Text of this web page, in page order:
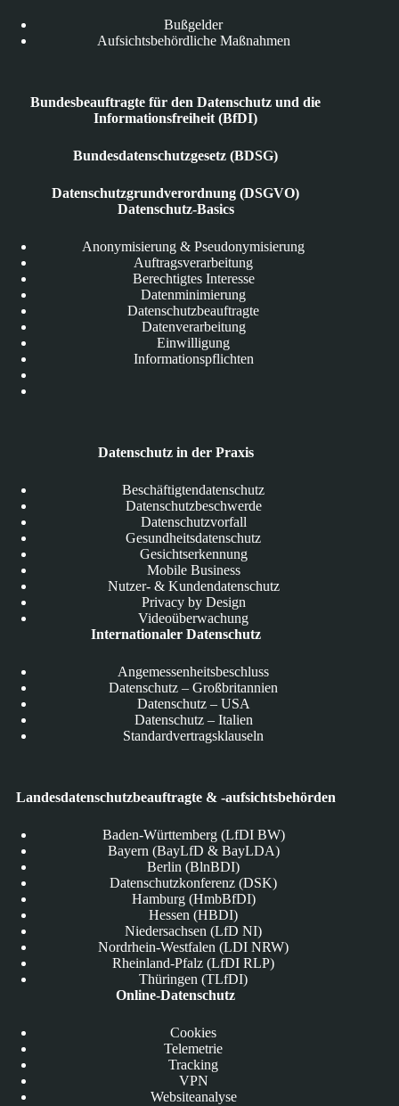
Bußgelder
Aufsichtsbehördliche Maßnahmen
Bundesbeauftragte für den Datenschutz und die
Informationsfreiheit (BfDI)
Bundesdatenschutzgesetz (BDSG)
Datenschutzgrundverordnung (DSGVO)
Datenschutz-Basics
Anonymisierung & Pseudonymisierung
Auftragsverarbeitung
Berechtigtes Interesse
Datenminimierung
Datenschutzbeauftragte
Datenverarbeitung
Einwilligung
Informationspflichten
Datenschutz in der Praxis
Beschäftigtendatenschutz
Datenschutzbeschwerde
Datenschutzvorfall
Gesundheitsdatenschutz
Gesichtserkennung
Mobile Business
Nutzer- & Kundendatenschutz
Privacy by Design
Videoüberwachung
Internationaler Datenschutz
Angemessenheitsbeschluss
Datenschutz – Großbritannien
Datenschutz – USA
Datenschutz – Italien
Standardvertragsklauseln
Landesdatenschutzbeauftragte & -aufsichtsbehörden
Baden-Württemberg (LfDI BW)
Bayern (BayLfD & BayLDA)
Berlin (BlnBDI)
Datenschutzkonferenz (DSK)
Hamburg (HmbBfDI)
Hessen (HBDI)
Niedersachsen (LfD NI)
Nordrhein-Westfalen (LDI NRW)
Rheinland-Pfalz (LfDI RLP)
Thüringen (TLfDI)
Online-Datenschutz
Cookies
Telemetrie
Tracking
VPN
Websiteanalyse